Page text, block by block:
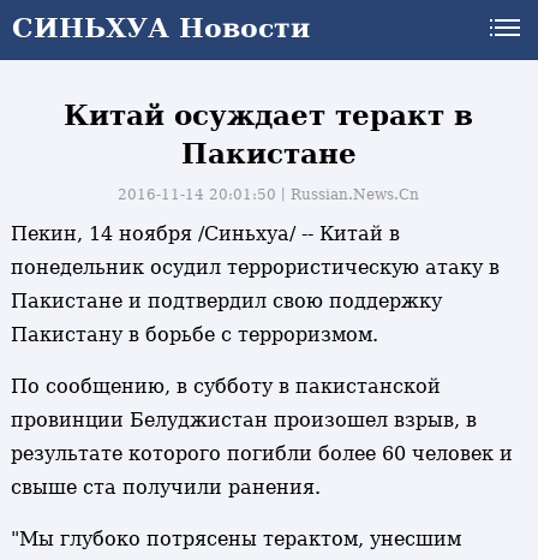
СИНЬХУА Новости
Китай осуждает теракт в
Пакистане
2016-11-14 20:01:50丨Russian.News.Cn
Пекин, 14 ноября /Синьхуа/ -- Китай в
понедельник осудил террористическую атаку в
Пакистане и подтвердил свою поддержку
Пакистану в борьбе с терроризмом.
По сообщению, в субботу в пакистанской
провинции Белуджистан произошел взрыв, в
результате которого погибли более 60 человек и
свыше ста получили ранения.
"Мы глубоко потрясены терактом, унесшим